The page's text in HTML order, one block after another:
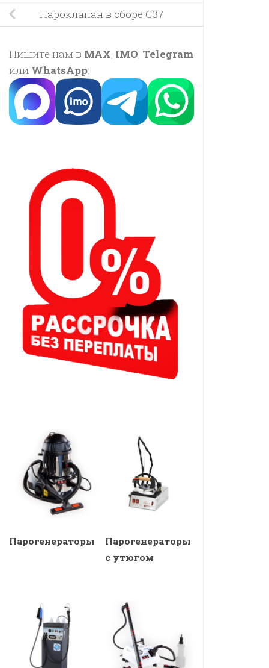
Пароклапан в сборе C37
Пишите нам в MAX, IMO, Telegram
или WhatsApp:
Парогенераторы
Парогенераторы
с утюгом